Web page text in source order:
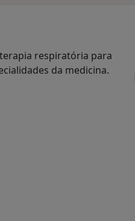
respiratória para
da medicina.